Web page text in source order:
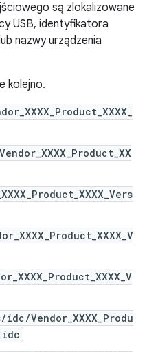
są zlokalizowane
USB, identyfikatora
nazwy urządzenia
kolejno.
Vendor_XXXX_Produ